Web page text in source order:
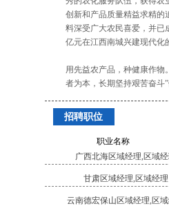
创新和产品质量精益求精的
料深受广大农民喜爱，并已
亿元在江西南城兴建现代化
用先益农产品，种健康作物
者为本，长期坚持艰苦奋斗
招聘职位
职业名称
广西北海区域经理,区域
甘肃区域经理,区域经理
云南德宏保山区域经理,区